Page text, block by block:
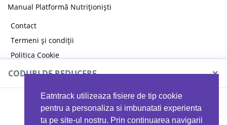
Eatntrack utilizeaza fisiere de tip cookie
pentru a personaliza si imbunatati experienta
ta pe site-ul nostru. Prin continuarea navigarii
Manual Platformă Nutriționiști
Contact
Termeni și condiții
Politica Cookie
Politica de confidențialitate
CODURI DE REDUCERE ×
MYPROTEIN